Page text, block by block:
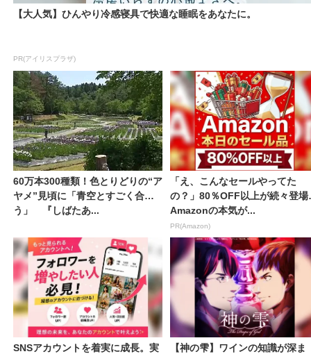
【大人気】ひんやり冷感寝具で快適な睡眠をあなたに。
PR(アイリスプラザ)
60万本300種類！色とりどりの“ア
ヤメ”見頃に「青空とすごく合
う」 『しばたあ...
「え、こんなセールやってた
の？」80％OFF以上が続々登場
Amazonの本気が...
PR(Amazon)
SNSアカウントを着実に成長。実
【神の雫】ワインの知識が深ま